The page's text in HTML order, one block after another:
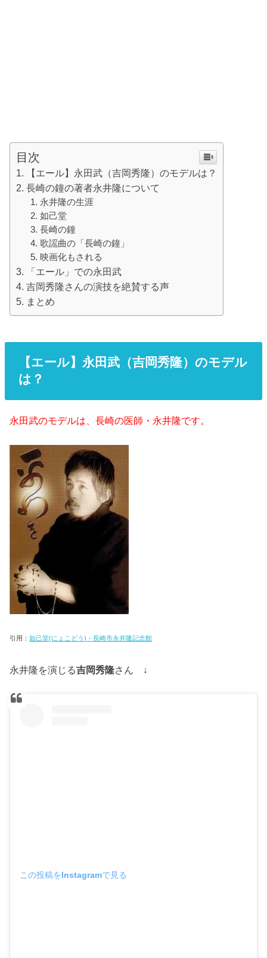
目次
【エール】永田武（吉岡秀隆）のモデルは？
長崎の鐘の著者永井隆について
永井隆の生涯
如己堂
長崎の鐘
歌謡曲の「長崎の鐘」
映画化もされる
「エール」での永田武
吉岡秀隆さんの演技を絶賛する声
まとめ
【エール】永田武（吉岡秀隆）のモデル
は？
永田武のモデルは、長崎の医師・永井隆です。
引用：如己堂(にょこどう)・長崎市永井隆記念館
永井隆を演じる吉岡秀隆さん ↓
この投稿をInstagramで見る